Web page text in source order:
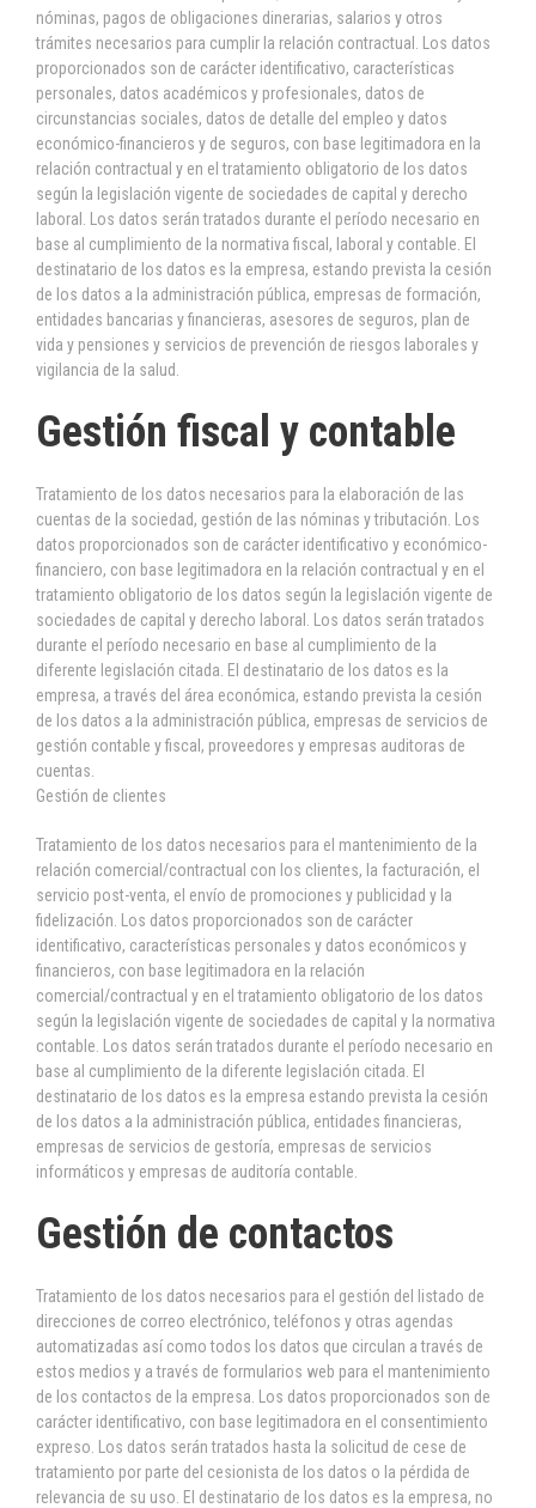
nóminas, pagos de obligaciones dinerarias, salarios y otros
trámites necesarios para cumplir la relación contractual. Los datos
proporcionados son de carácter identificativo, características
personales, datos académicos y profesionales, datos de
circunstancias sociales, datos de detalle del empleo y datos
económico-financieros y de seguros, con base legitimadora en la
relación contractual y en el tratamiento obligatorio de los datos
según la legislación vigente de sociedades de capital y derecho
laboral. Los datos serán tratados durante el período necesario en
base al cumplimiento de la normativa fiscal, laboral y contable. El
destinatario de los datos es la empresa, estando prevista la cesión
de los datos a la administración pública, empresas de formación,
entidades bancarias y financieras, asesores de seguros, plan de
vida y pensiones y servicios de prevención de riesgos laborales y
vigilancia de la salud.
Gestión fiscal y contable
Tratamiento de los datos necesarios para la elaboración de las
cuentas de la sociedad, gestión de las nóminas y tributación. Los
datos proporcionados son de carácter identificativo y económico-
financiero, con base legitimadora en la relación contractual y en el
tratamiento obligatorio de los datos según la legislación vigente de
sociedades de capital y derecho laboral. Los datos serán tratados
durante el período necesario en base al cumplimiento de la
diferente legislación citada. El destinatario de los datos es la
empresa, a través del área económica, estando prevista la cesión
de los datos a la administración pública, empresas de servicios de
gestión contable y fiscal, proveedores y empresas auditoras de
cuentas.
Gestión de clientes
Tratamiento de los datos necesarios para el mantenimiento de la
relación comercial/contractual con los clientes, la facturación, el
servicio post-venta, el envío de promociones y publicidad y la
fidelización. Los datos proporcionados son de carácter
identificativo, características personales y datos económicos y
financieros, con base legitimadora en la relación
comercial/contractual y en el tratamiento obligatorio de los datos
según la legislación vigente de sociedades de capital y la normativa
contable. Los datos serán tratados durante el período necesario en
base al cumplimiento de la diferente legislación citada. El
destinatario de los datos es la empresa estando prevista la cesión
de los datos a la administración pública, entidades financieras,
empresas de servicios de gestoría, empresas de servicios
informáticos y empresas de auditoría contable.
Gestión de contactos
Tratamiento de los datos necesarios para el gestión del listado de
direcciones de correo electrónico, teléfonos y otras agendas
automatizadas así como todos los datos que circulan a través de
estos medios y a través de formularios web para el mantenimiento
de los contactos de la empresa. Los datos proporcionados son de
carácter identificativo, con base legitimadora en el consentimiento
expreso. Los datos serán tratados hasta la solicitud de cese de
tratamiento por parte del cesionista de los datos o la pérdida de
relevancia de su uso. El destinatario de los datos es la empresa, no